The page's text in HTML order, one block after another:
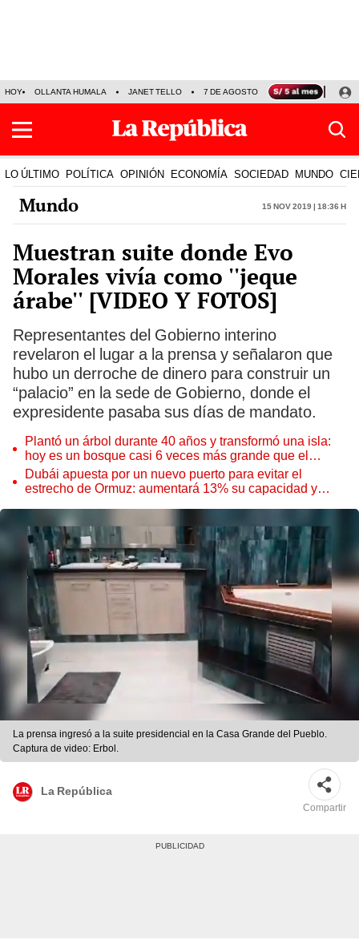
HOY OLLANTA HUMALA JANET TELLO 7 DE AGOSTO TINKA RESULTADOS
LO ÚLTIMO POLÍTICA OPINIÓN ECONOMÍA SOCIEDAD MUNDO
Mundo 15 Nov 2019 | 18:36 h
Muestran suite donde Evo
Morales vivía como ''jeque
árabe'' [VIDEO Y FOTOS]
Representantes del Gobierno interino
revelaron el lugar a la prensa y señalaron que
hubo un derroche de dinero para construir un
“palacio” en la sede de Gobierno, donde el
expresidente pasaba sus días de mandato.
Plantó un árbol durante 40 años y transformó una isla:
hoy es un bosque casi 6 veces más grande que el
Parque de las Leyendas
Dubái apuesta por un nuevo puerto para evitar el
estrecho de Ormuz: aumentará 13% su capacidad y
La prensa ingresó a la suite presidencial en la Casa Grande del Pueblo.
Captura de video: Erbol.
La República
Compartir